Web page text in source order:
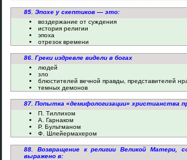
85. Эпохе у скептиков — это:
воздержание от суждения
история религии
эпоха
отрезок времени
86. Греки издревле видели в богах
людей
зло
блюстителей вечной правды, представителей
темных демонов
87. Попытка «демифологизации» христианства
П. Тиллихом
А. Гарнаком
Р. Бультманом
Ф. Шлейермахером
88. Возвращение к религии Великой Матери,
выражено в: